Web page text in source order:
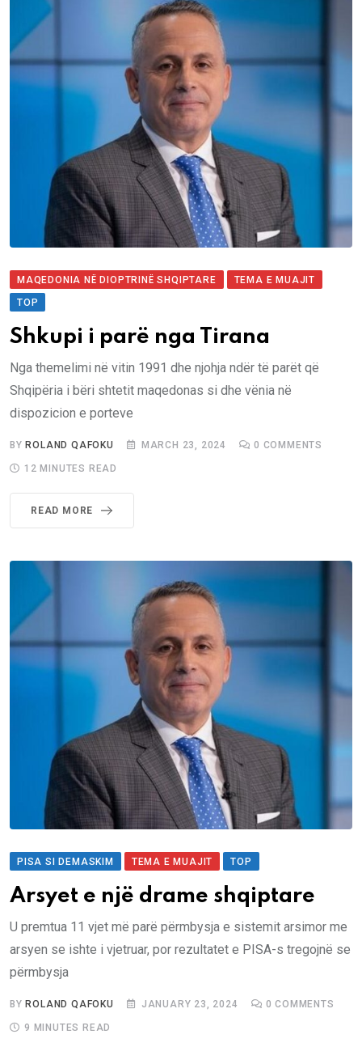
MAQEDONIA NË DIOPTRINË SHQIPTARE
TEMA E MUAJIT
TOP
Shkupi i parë nga Tirana
Nga themelimi në vitin 1991 dhe njohja ndër të parët që
Shqipëria i bëri shtetit maqedonas si dhe vënia në
dispozicion e porteve
BY ROLAND QAFOKU MARCH 23, 2024 0 COMMENTS
12 MINUTES READ
READ MORE
PISA SI DEMASKIM TEMA E MUAJIT TOP
Arsyet e një drame shqiptare
U premtua 11 vjet më parë përmbysja e sistemit arsimor me
arsyen se ishte i vjetruar, por rezultatet e PISA-s tregojnë se
përmbysja
BYROLAND QAFOKU JANUARY 23, 2024 0 COMMENTS
9 MINUTES READ